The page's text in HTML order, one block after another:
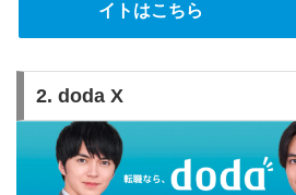
イトはこ
2. doda X